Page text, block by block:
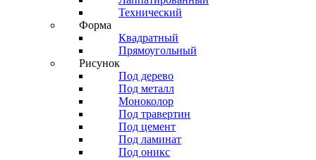
Технический
Форма
Квадратный
Прямоугольный
Рисунок
Под дерево
Под металл
Моноколор
Под травертин
Под цемент
Под ламинат
Под оникс